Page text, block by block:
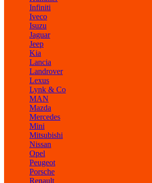
Infiniti
Iveco
Isuzu
Jaguar
Jeep
Kia
Lancia
Landrover
Lexus
Lynk & Co
MAN
Mazda
Mercedes
Mini
Mitsubishi
Nissan
Opel
Peugeot
Porsche
Renault